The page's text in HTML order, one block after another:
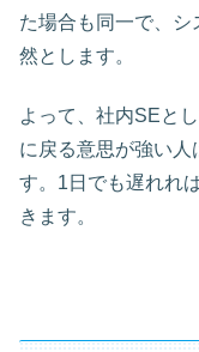
た場合も同一で、
然とします。
よって、社内SEと
に戻る意思が強い
す。1日でも遅れれ
きます。